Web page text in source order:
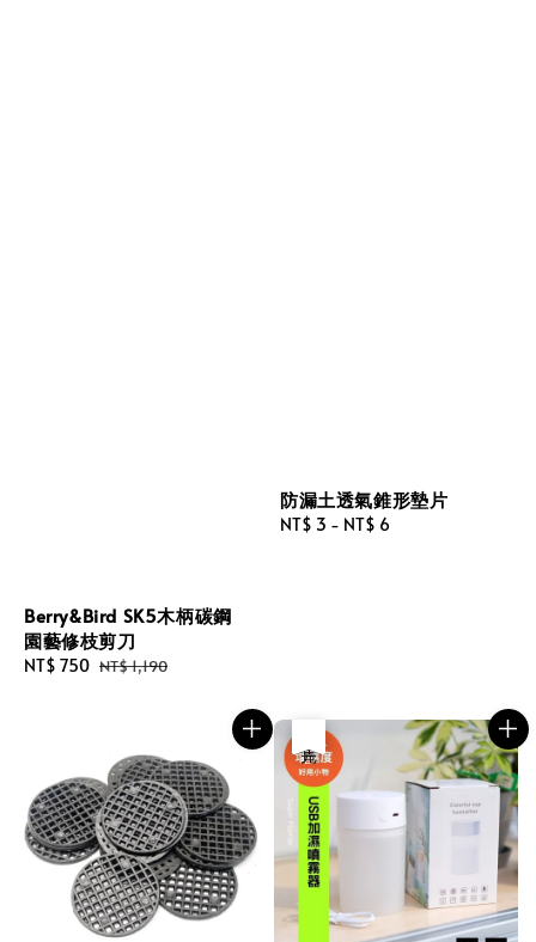
Berry&Bird SK5木柄碳鋼
園藝修枝剪刀
Sale
NT$ 750 Regular
NT$ 1,190
防漏土透氣錐形墊片
Regular
NT$ 3 - NT$ 6